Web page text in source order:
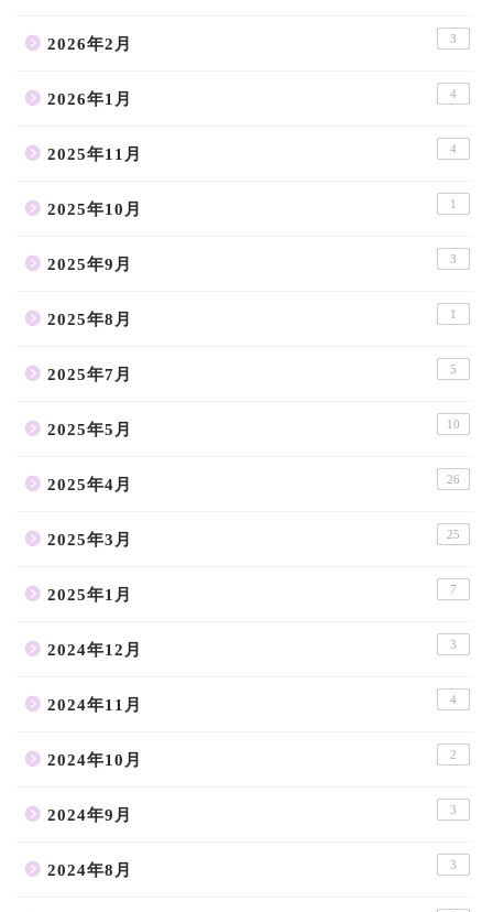
2026年2月 3
2026年1月 4
2025年11月 4
2025年10月 1
2025年9月 3
2025年8月 1
2025年7月 5
2025年5月 10
2025年4月 26
2025年3月 25
2025年1月 7
2024年12月 3
2024年11月 4
2024年10月 2
2024年9月 3
2024年8月 3